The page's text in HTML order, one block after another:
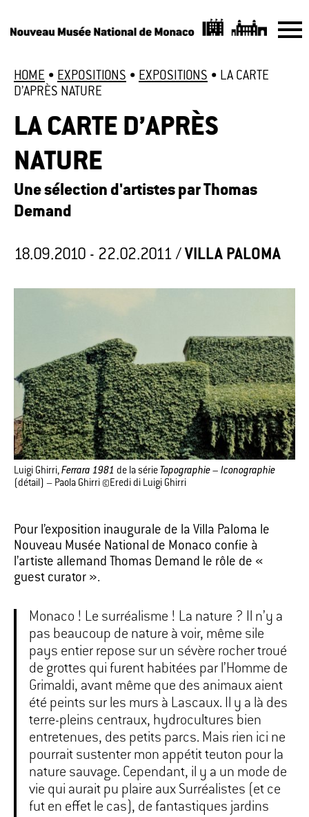
HOME • EXPOSITIONS • EXPOSITIONS • LA CARTE
D’APRÈS NATURE
LA CARTE D’APRÈS
NATURE
Une sélection d'artistes par Thomas
Demand
18.09.2010 - 22.02.2011 / VILLA PALOMA
Luigi Ghirri, Ferrara 1981 de la série Topographie – Iconographie
(détail) – Paola Ghirri ©Eredi di Luigi Ghirri
Pour l’exposition inaugurale de la Villa Paloma le
Nouveau Musée National de Monaco confie à
l’artiste allemand Thomas Demand le rôle de «
guest curator ».
Monaco ! Le surréalisme ! La nature ? Il n’y a
pas beaucoup de nature à voir, même sile
pays entier repose sur un sévère rocher troué
de grottes qui furent habitées par l’Homme de
Grimaldi, avant même que des animaux aient
été peints sur les murs à Lascaux. Il y a là des
terre-pleins centraux, hydrocultures bien
entretenues, des petits parcs. Mais rien ici ne
pourrait sustenter mon appétit teuton pour la
nature sauvage. Cependant, il y a un mode de
vie qui aurait pu plaire aux Surréalistes (et ce
fut en effet le cas), de fantastiques jardins